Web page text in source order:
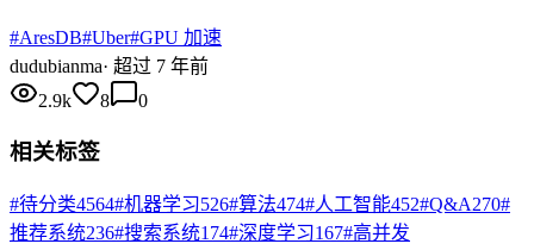
#AresDB#Uber#GPU 加速
dudubianma· 超过 7 年前
2.9k
8 0
相关标签
#待分类4564#机器学习526#算法474#人工智能452#Q&A270#
推荐系统236#搜索系统174#深度学习167#高并发